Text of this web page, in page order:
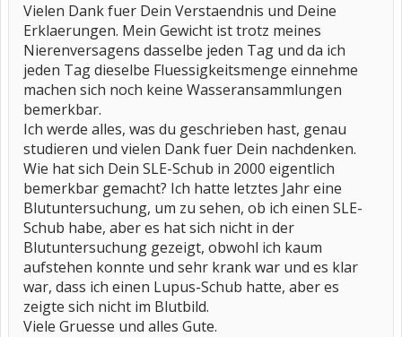
Vielen Dank fuer Dein Verstaendnis und Deine
Erklaerungen. Mein Gewicht ist trotz meines
Nierenversagens dasselbe jeden Tag und da ich
jeden Tag dieselbe Fluessigkeitsmenge einnehme
machen sich noch keine Wasseransammlungen
bemerkbar.
Ich werde alles, was du geschrieben hast, genau
studieren und vielen Dank fuer Dein nachdenken.
Wie hat sich Dein SLE-Schub in 2000 eigentlich
bemerkbar gemacht? Ich hatte letztes Jahr eine
Blutuntersuchung, um zu sehen, ob ich einen SLE-
Schub habe, aber es hat sich nicht in der
Blutuntersuchung gezeigt, obwohl ich kaum
aufstehen konnte und sehr krank war und es klar
war, dass ich einen Lupus-Schub hatte, aber es
zeigte sich nicht im Blutbild.
Viele Gruesse und alles Gute.